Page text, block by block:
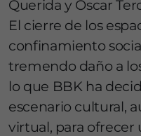
Querida y Oscar
El cierre de los
confinamiento
tremendo daño a
lo que BBK ha
escenario cultural,
virtual, para ofrecer